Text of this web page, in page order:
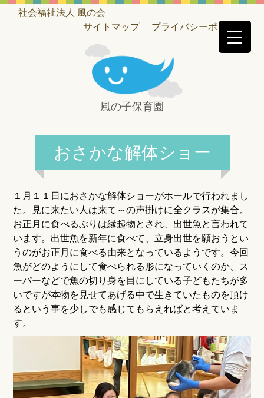
社会福祉法人 風の会
サイトマップ
プライバシーポリシー
風の子保育園
おさかな解体ショー
１月１１日におさかな解体ショーがホールで行われまし
た。見に来たい人は来て～の声掛けに全クラスが集合。
お正月に食べるぶりは縁起物とされ、出世魚と言われて
います。出世魚を新年に食べて、立身出世を願おうとい
うのがお正月に食べる由来となっているようです。今回
魚がどのようにして食べられる形になっていくのか、ス
ーパーなどで魚の切り身を目にしている子どもたちが多
いですが本物を見せてあげる中で生きていたものを頂け
るという事を少しでも感じてもらえればと考えていま
す。